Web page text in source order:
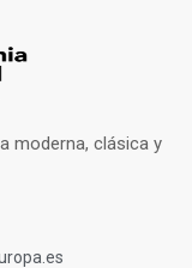
moderna, clásica y